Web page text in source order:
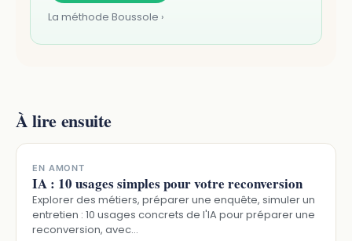
La méthode Boussole ›
À lire ensuite
EN AMONT
IA : 10 usages simples pour votre reconversion
Explorer des métiers, préparer une enquête, simuler un
entretien : 10 usages concrets de l'IA pour préparer une
reconversion, avec…